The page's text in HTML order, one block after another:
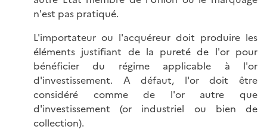
n'est pas pratiqué.
L'importateur ou l'acquéreur doit produire les
éléments justifiant de la pureté de l'or pour
bénéficier du régime applicable à l'or
d'investissement. A défaut, l'or doit être
considéré comme de l'or autre que
d'investissement (or industriel ou bien de
collection).